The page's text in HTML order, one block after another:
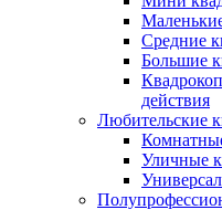
Средние
Большие
действия
Любительские
Уличные